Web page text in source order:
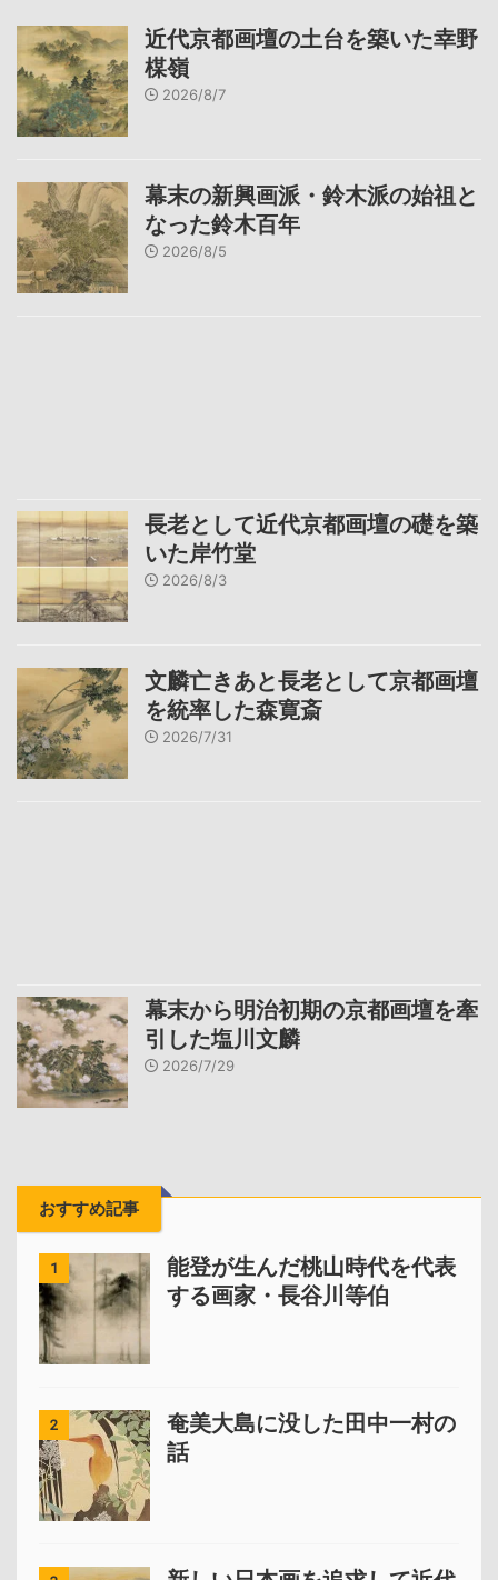
近代京都画壇の土台を築いた幸野
楳嶺
2026/8/7
幕末の新興画派・鈴木派の始祖と
なった鈴木百年
2026/8/5
長老として近代京都画壇の礎を築
いた岸竹堂
2026/8/3
文麟亡きあと長老として京都画壇
を統率した森寛斎
2026/7/31
幕末から明治初期の京都画壇を牽
引した塩川文麟
2026/7/29
おすすめ記事
1
能登が生んだ桃山時代を代表
する画家・長谷川等伯
2
奄美大島に没した田中一村の
話